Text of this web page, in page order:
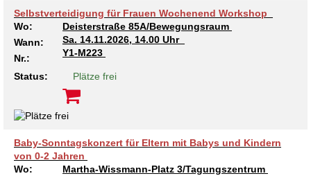
Kindertagesstätte Sylter Weg
Kindertagesstätte Voltmerstraße
Kindertagesstätte Wiehbergstraße
Selbstverteidigung für Frauen Wochenend Workshop
Wo:
Deisterstraße 85A/Bewegungsraum
Wann:
Sa. 14.11.2026, 14.00 Uhr
Nr.:
Y1-M223
Status: Plätze frei
Baby-Sonntagskonzert für Eltern mit Babys und Kindern
von 0-2 Jahren
Wo:
Martha-Wissmann-Platz 3/Tagungszentrum